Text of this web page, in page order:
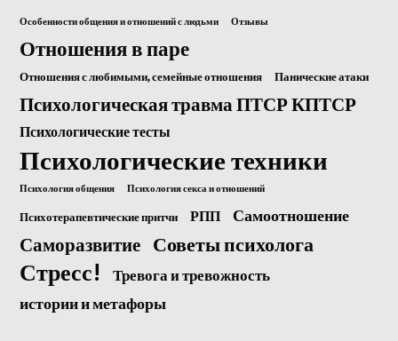
Особенности общения и отношений с людьми Отзывы
Отношения в паре
Отношения с любимыми, семейные отношения Панические атаки
Психологическая травма ПТСР КПТСР
Психологические тесты
Психологические техники
Психология общения Психология секса и отношений
Психотерапевтические притчи РПП Самоотношение
Саморазвитие Советы психолога
Стресс! Тревога и тревожность
истории и метафоры